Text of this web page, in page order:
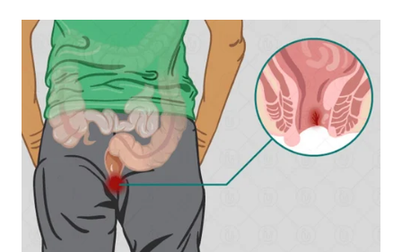
INDRAMAYU
WN
KUNINGAN
WN
MAJALENGKA
WN
SUBANG